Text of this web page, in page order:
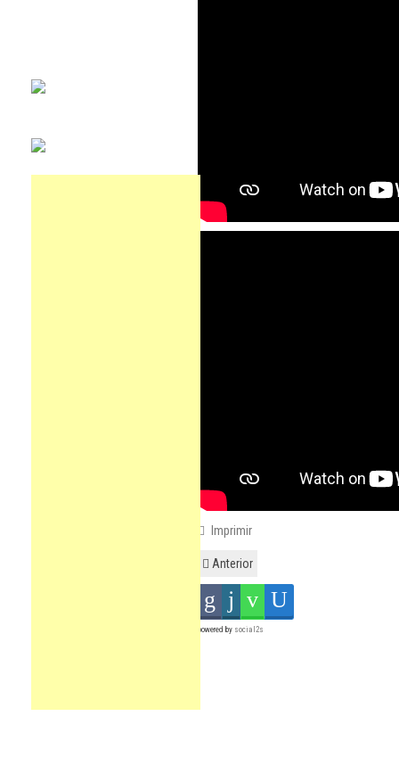
Imprimir
Anterior
powered by social2s